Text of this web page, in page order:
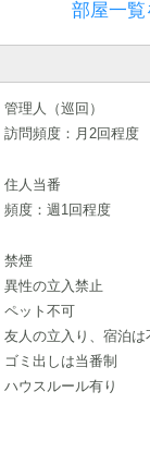
部屋一覧
管理人（巡回）
訪問頻度：月2回程度
住人当番
頻度：週1回程度
禁煙
異性の立入禁止
ペット不可
友人の立入り、宿泊は
ゴミ出しは当番制
ハウスルール有り